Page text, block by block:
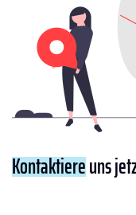
Kontaktiereuns